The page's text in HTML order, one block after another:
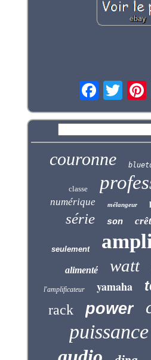
couronne
classe
numérique mélangeur
série son
seulement
alimenté watt
l'amplificateur yamaha
rack power
puissance